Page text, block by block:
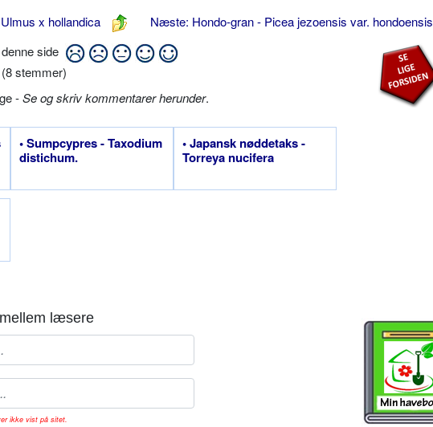
x hollandica
Næste: Hondo-gran - Picea jezoensis var. hondoensis
side
(8stemmer)
-Se og skriv kommentarer herunder.
• Sumpcypres - Taxodium
distichum.
• Japansk nøddetaks -
Torreya nucifera
læsere
ikke vist på sitet.